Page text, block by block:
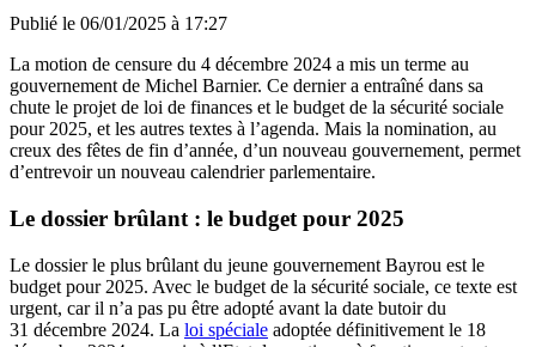
Publié le 06/01/2025 à 17:27
La motion de censure du 4 décembre 2024 a mis un terme au
gouvernement de Michel Barnier. Ce dernier a entraîné dans sa
chute le projet de loi de finances et le budget de la sécurité sociale
pour 2025, et les autres textes à l’agenda. Mais la nomination, au
creux des fêtes de fin d’année, d’un nouveau gouvernement, permet
d’entrevoir un nouveau calendrier parlementaire.
Le dossier brûlant : le budget pour 2025
Le dossier le plus brûlant du jeune gouvernement Bayrou est le
budget pour 2025. Avec le budget de la sécurité sociale, ce texte est
urgent, car il n’a pas pu être adopté avant la date butoir du
31 décembre 2024. La loi spéciale adoptée définitivement le 18